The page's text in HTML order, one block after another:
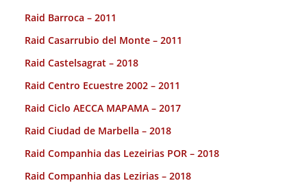
Raid Barroca – 2011
Raid Casarrubio del Monte – 2011
Raid Castelsagrat – 2018
Raid Centro Ecuestre 2002 – 2011
Raid Ciclo AECCA MAPAMA – 2017
Raid Ciudad de Marbella – 2018
Raid Companhia das Lezeirias POR – 2018
Raid Companhia das Lezirias – 2018